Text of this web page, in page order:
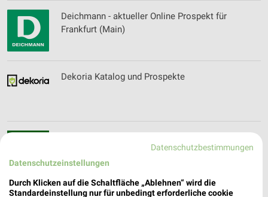
Deichmann - aktueller Online Prospekt für
Frankfurt (Main)
Dekoria Katalog und Prospekte
Datenschutzbestimmungen
Datenschutzeinstellungen
Durch Klicken auf die Schaltfläche „Ablehnen“ wird die
Standardeinstellung nur für unbedingt erforderliche cookie